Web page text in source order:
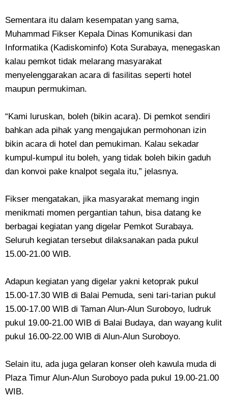
Sementara itu dalam kesempatan yang sama,
Muhammad Fikser Kepala Dinas Komunikasi dan
Informatika (Kadiskominfo) Kota Surabaya, menegaskan
kalau pemkot tidak melarang masyarakat
menyelenggarakan acara di fasilitas seperti hotel
maupun permukiman.
“Kami luruskan, boleh (bikin acara). Di pemkot sendiri
bahkan ada pihak yang mengajukan permohonan izin
bikin acara di hotel dan pemukiman. Kalau sekadar
kumpul-kumpul itu boleh, yang tidak boleh bikin gaduh
dan konvoi pake knalpot segala itu,” jelasnya.
Fikser mengatakan, jika masyarakat memang ingin
menikmati momen pergantian tahun, bisa datang ke
berbagai kegiatan yang digelar Pemkot Surabaya.
Seluruh kegiatan tersebut dilaksanakan pada pukul
15.00-21.00 WIB.
Adapun kegiatan yang digelar yakni ketoprak pukul
15.00-17.30 WIB di Balai Pemuda, seni tari-tarian pukul
15.00-17.00 WIB di Taman Alun-Alun Suroboyo, ludruk
pukul 19.00-21.00 WIB di Balai Budaya, dan wayang kulit
pukul 16.00-22.00 WIB di Alun-Alun Suroboyo.
Selain itu, ada juga gelaran konser oleh kawula muda di
Plaza Timur Alun-Alun Suroboyo pada pukul 19.00-21.00
WIB.